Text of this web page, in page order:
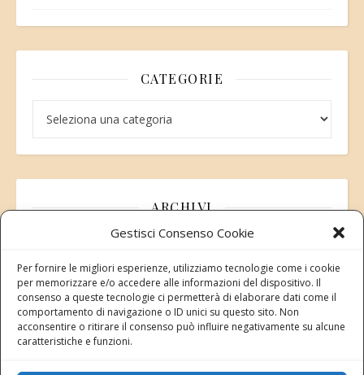
Gestisci Consenso Cookie
Per fornire le migliori esperienze, utilizziamo tecnologie come i cookie
per memorizzare e/o accedere alle informazioni del dispositivo. Il
consenso a queste tecnologie ci permetterà di elaborare dati come il
comportamento di navigazione o ID unici su questo sito. Non
acconsentire o ritirare il consenso può influire negativamente su alcune
caratteristiche e funzioni.
CATEGORIE
ARCHIVI
Modifica consenso